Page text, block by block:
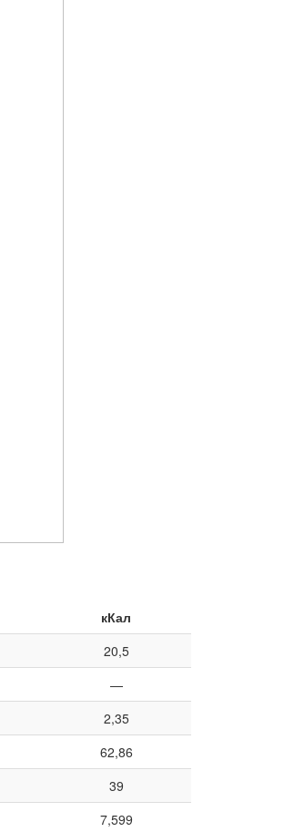
кКал
20,5
—
2,35
62,86
39
7,599